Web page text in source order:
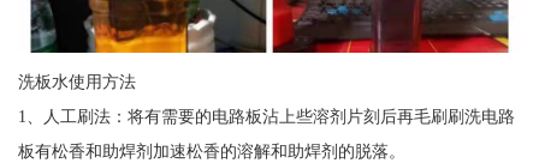
洗板水使用方法
1、人工刷法：将有需要的电路板沾上些溶剂片刻后再毛刷刷洗电路
板有松香和助焊剂加速松香的溶解和助焊剂的脱落。